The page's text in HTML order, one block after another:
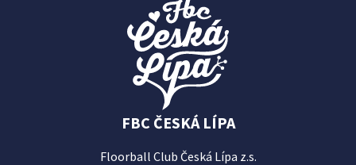
FBC ČESKÁ LÍPA
Floorball Club Česká Lípa z.s.